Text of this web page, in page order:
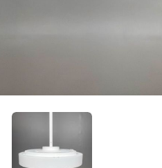
xRwRU30ffnH7.jpeg